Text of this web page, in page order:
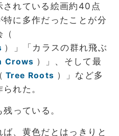
れている絵画約40点
に多作だったことが分
（
）」「カラスの群れ飛ぶ
Crows ）」、そして最
Tree Roots ）」など多
れた。
っている。
、黄色だとはっきりと